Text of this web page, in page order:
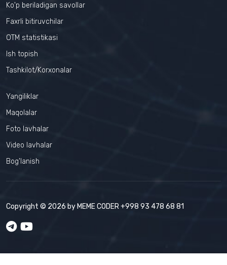
Ko'p beriladigan savollar
Faxrli bitiruvchilar
OTM statistikasi
Ish topish
Tashkilot/Korxonalar
Yangiliklar
Maqolalar
Foto lavhalar
Video lavhalar
Bog'lanish
Copyright © 2026 by MEME CODER+998 93 478 68 81